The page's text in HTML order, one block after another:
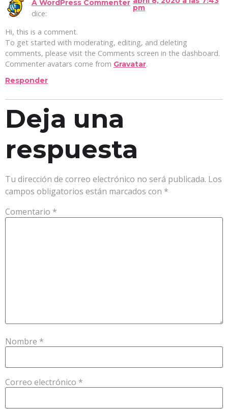
A WordPress Commenter
dice:
pm
Hi, this is a comment.
To get started with moderating, editing, and deleting
comments, please visit the Comments screen in the dashboard.
Commenter avatars come from Gravatar.
Responder
Deja una
respuesta
Tu dirección de correo electrónico no será publicada. Los
campos obligatorios están marcados con *
Comentario *
Nombre *
Correo electrónico *